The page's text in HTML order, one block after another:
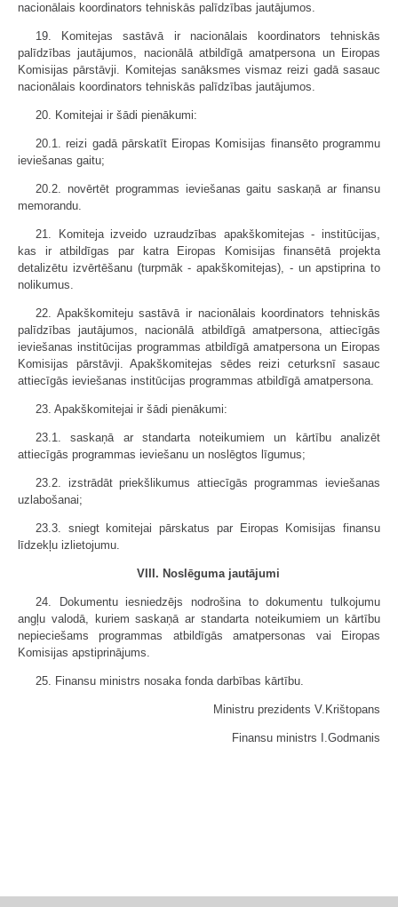
nacionālais koordinators tehniskās palīdzības jautājumos.
19. Komitejas sastāvā ir nacionālais koordinators tehniskās
palīdzības jautājumos, nacionālā atbildīgā amatpersona un Eiropas
Komisijas pārstāvji. Komitejas sanāksmes vismaz reizi gadā sasauc
nacionālais koordinators tehniskās palīdzības jautājumos.
20. Komitejai ir šādi pienākumi:
20.1. reizi gadā pārskatīt Eiropas Komisijas finansēto programmu
ieviešanas gaitu;
20.2. novērtēt programmas ieviešanas gaitu saskaņā ar finansu
memorandu.
21. Komiteja izveido uzraudzības apakškomitejas - institūcijas,
kas ir atbildīgas par katra Eiropas Komisijas finansētā projekta
detalizētu izvērtēšanu (turpmāk - apakškomitejas), - un apstiprina to
nolikumus.
22. Apakškomiteju sastāvā ir nacionālais koordinators tehniskās
palīdzības jautājumos, nacionālā atbildīgā amatpersona, attiecīgās
ieviešanas institūcijas programmas atbildīgā amatpersona un Eiropas
Komisijas pārstāvji. Apakškomitejas sēdes reizi ceturksnī sasauc
attiecīgās ieviešanas institūcijas programmas atbildīgā amatpersona.
23. Apakškomitejai ir šādi pienākumi:
23.1. saskaņā ar standarta noteikumiem un kārtību analizēt
attiecīgās programmas ieviešanu un noslēgtos līgumus;
23.2. izstrādāt priekšlikumus attiecīgās programmas ieviešanas
uzlabošanai;
23.3. sniegt komitejai pārskatus par Eiropas Komisijas finansu
līdzekļu izlietojumu.
VIII. Noslēguma jautājumi
24. Dokumentu iesniedzējs nodrošina to dokumentu tulkojumu
angļu valodā, kuriem saskaņā ar standarta noteikumiem un kārtību
nepieciešams programmas atbildīgās amatpersonas vai Eiropas
Komisijas apstiprinājums.
25. Finansu ministrs nosaka fonda darbības kārtību.
Ministru prezidents V.Krištopans
Finansu ministrs I.Godmanis